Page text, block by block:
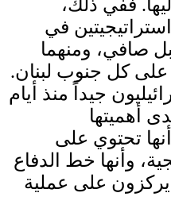
ففي ذلك،
في
صافي، ومنهما
على كل جنوب لبنان.
جيداً منذ أيام
أهميتها
أنها تحتوي على
وأنها خط الدفاع
على عملية